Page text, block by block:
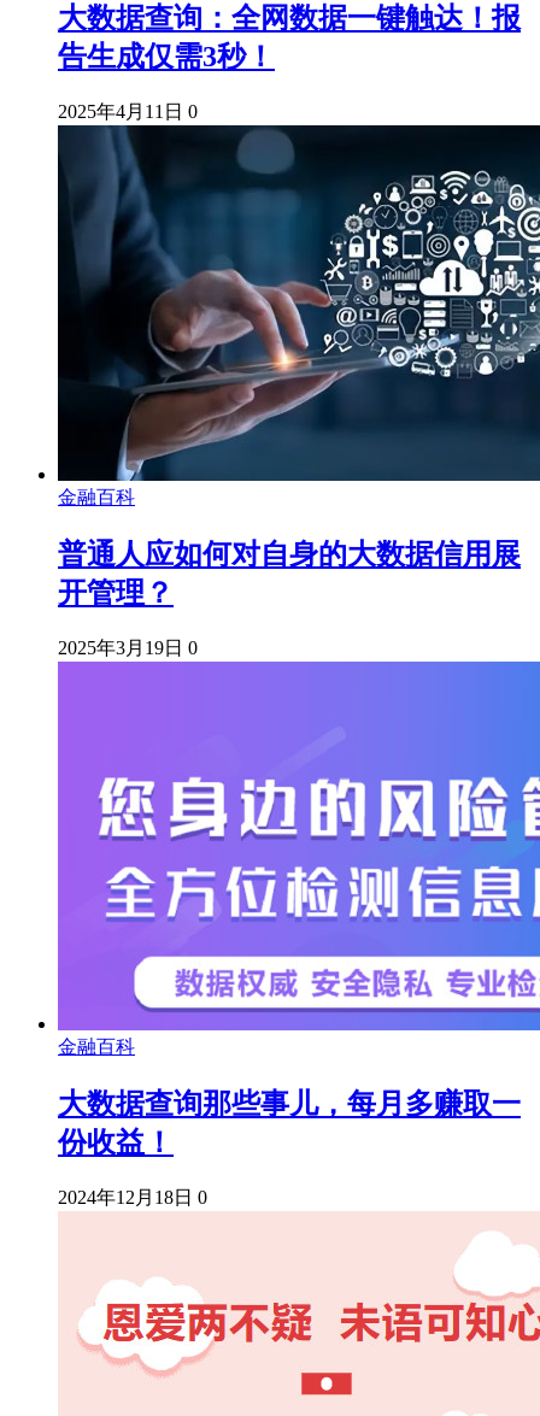
大数据查询：全网数据一键触达！报
告生成仅需3秒！
2025年4月11日 0
金融百科
普通人应如何对自身的大数据信用展
开管理？
2025年3月19日 0
金融百科
大数据查询那些事儿，每月多赚取一
份收益！
2024年12月18日 0